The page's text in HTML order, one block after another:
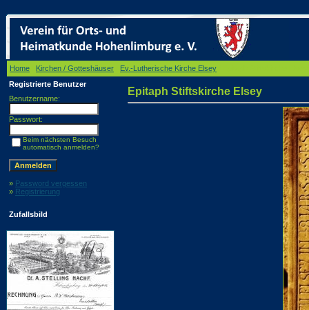
Home Kirchen / Gotteshäuser Ev.-Lutherische Kirche Elsey
Registrierte Benutzer
Benutzername:
Passwort:
Beim nächsten Besuch
automatisch anmelden?
» Password vergessen
» Registrierung
Zufallsbild
Epitaph Stiftskirche Elsey